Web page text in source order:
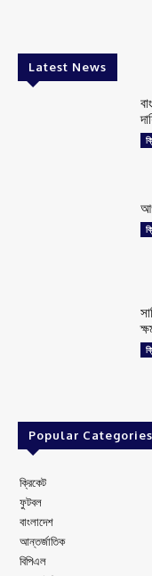
Latest News
Popular Categories
ক্রিকেট
ফুটবল
বাংলাদেশ
আন্তর্জাতিক
বিপিএল